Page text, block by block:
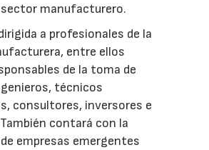
manufacturero.
a profesionales de la
entre ellos
de la toma de
técnicos
consultores, inversores e
contará con la
empresas emergentes